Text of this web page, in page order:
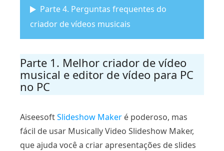
Parte 4. Perguntas frequentes do
criador de vídeos musicais
Parte 1. Melhor criador de vídeo
musical e editor de vídeo para PC
no PC
AiseesoftSlideshow Maker é poderoso, mas
fácil de usar Musically Video Slideshow Maker,
que ajuda você a criar apresentações de slides